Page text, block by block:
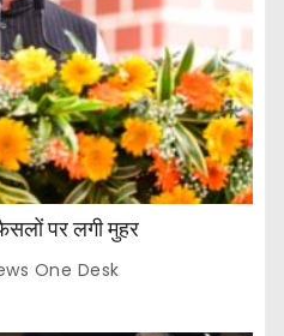
पर लगी मुहर
One Desk